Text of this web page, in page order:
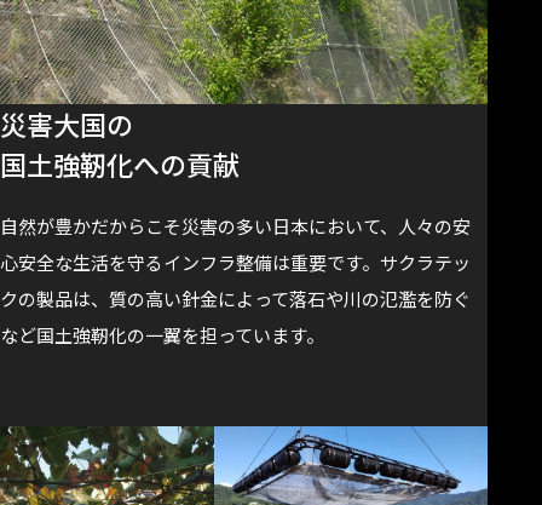
災害大国の
国土強靭化への貢献
自然が豊かだからこそ災害の多い日本において、人々の安
心安全な生活を守るインフラ整備は重要です。サクラテッ
クの製品は、質の高い針金によって落石や川の氾濫を防ぐ
など国土強靭化の一翼を担っています。